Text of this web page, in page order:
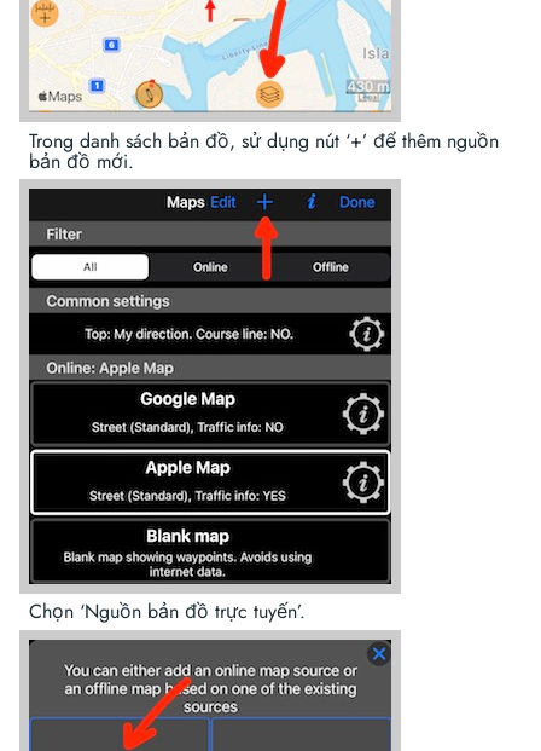
Trong danh sách bản đồ, sử dụng nút ‘+’ để thêm nguồn
bản đồ mới.
Chọn ‘Nguồn bản đồ trực tuyến’.